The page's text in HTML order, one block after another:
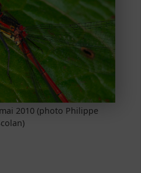
2010 (photo Philippe